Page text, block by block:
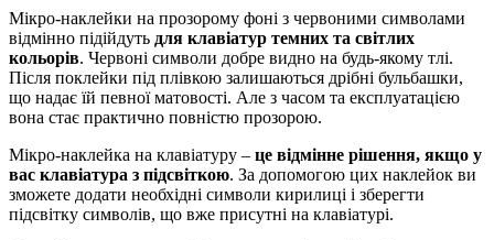
/
червоні
символи
кількість
Мікро-наклейки на прозорому фоні з червоними символами
відмінно підійдуть для клавіатур темних та світлих
кольорів. Червоні символи добре видно на будь-якому тлі.
Після поклейки під плівкою залишаються дрібні бульбашки,
що надає їй певної матовості. Але з часом та експлуатацією
вона стає практично повністю прозорою.
Мікро-наклейка на клавіатуру – це відмінне рішення, якщо у
вас клавіатура з підсвіткою. За допомогою цих наклейок ви
зможете додати необхідні символи кирилиці і зберегти
підсвітку символів, що вже присутні на клавіатурі.